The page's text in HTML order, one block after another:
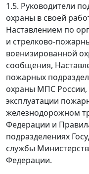
1.5. Руководители
охраны в своей
Наставлением по
и стрелково-
военизированной
сообщения,
пожарных
охраны МПС
эксплуатации
железнодорожном
Федерации и
подразделениях
службы
Федерации.